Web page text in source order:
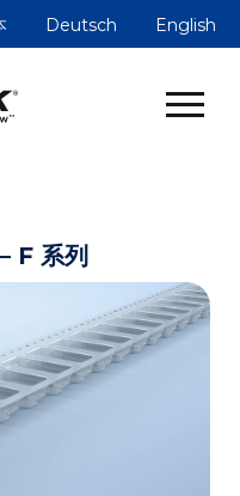
Deutsch English
F 系列